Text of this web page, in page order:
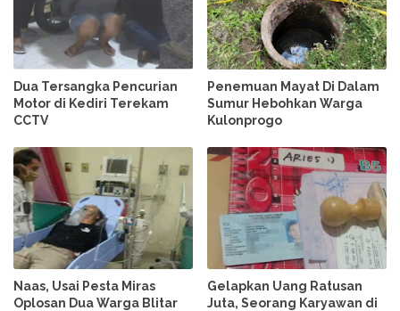
Dua Tersangka Pencurian
Motor di Kediri Terekam
CCTV
Penemuan Mayat Di Dalam
Sumur Hebohkan Warga
Kulonprogo
Naas, Usai Pesta Miras
Oplosan Dua Warga Blitar
Gelapkan Uang Ratusan
Juta, Seorang Karyawan di